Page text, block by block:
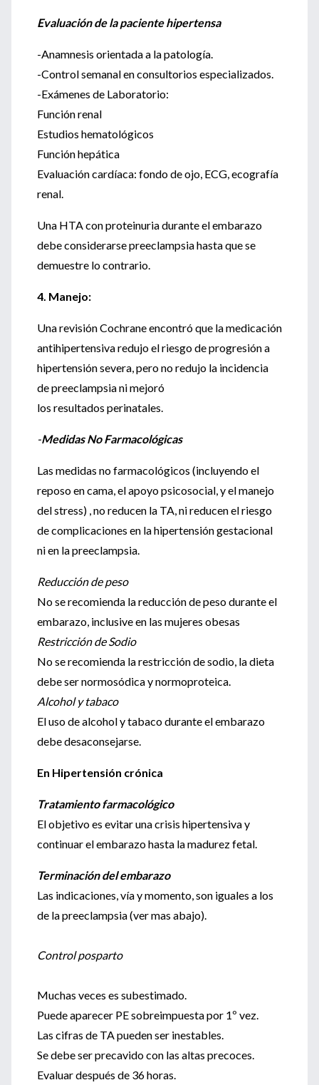
Evaluación de la paciente hipertensa
-Anamnesis orientada a la patología.
-Control semanal en consultorios especializados.
-Exámenes de Laboratorio:
Función renal
Estudios hematológicos
Función hepática
Evaluación cardíaca: fondo de ojo, ECG, ecografía
renal.
Una HTA con proteinuria durante el embarazo
debe considerarse preeclampsia hasta que se
demuestre lo contrario.
4. Manejo:
Una revisión Cochrane encontró que la medicación
antihipertensiva redujo el riesgo de progresión a
hipertensión severa, pero no redujo la incidencia
de preeclampsia ni mejoró
los resultados perinatales.
-Medidas No Farmacológicas
Las medidas no farmacológicos (incluyendo el
reposo en cama, el apoyo psicosocial, y el manejo
del stress) , no reducen la TA, ni reducen el riesgo
de complicaciones en la hipertensión gestacional
ni en la preeclampsia.
Reducción de peso
No se recomienda la reducción de peso durante el
embarazo, inclusive en las mujeres obesas
Restricción de Sodio
No se recomienda la restricción de sodio, la dieta
debe ser normosódica y normoproteica.
Alcohol y tabaco
El uso de alcohol y tabaco durante el embarazo
debe desaconsejarse.
En Hipertensión crónica
Tratamiento farmacológico
El objetivo es evitar una crisis hipertensiva y
continuar el embarazo hasta la madurez fetal.
Terminación del embarazo
Las indicaciones, vía y momento, son iguales a los
de la preeclampsia (ver mas abajo).
Control posparto
Muchas veces es subestimado.
Puede aparecer PE sobreimpuesta por 1º vez.
Las cifras de TA pueden ser inestables.
Se debe ser precavido con las altas precoces.
Evaluar después de 36 horas.